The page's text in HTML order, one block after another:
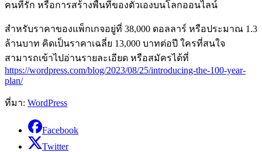
คนที่รัก หรือการสร้างพื้นที่ของตัวเองบนโลกออนไลน์
สำหรับราคาของแพ็กเกจอยู่ที่ 38,000 ดอลลาร์ หรือประมาณ 1.3
ล้านบาท คิดเป็นราคาเฉลี่ย 13,000 บาทต่อปี ใครที่สนใจ
สามารถเข้าไปอ่านรายละเอียด หรือสมัครได้ที่
https://wordpress.com/blog/2023/08/25/introducing-the-100-year-
plan/
ที่มา: WordPress
Facebook
Twitter